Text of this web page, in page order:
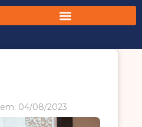
em: 04/08/2023